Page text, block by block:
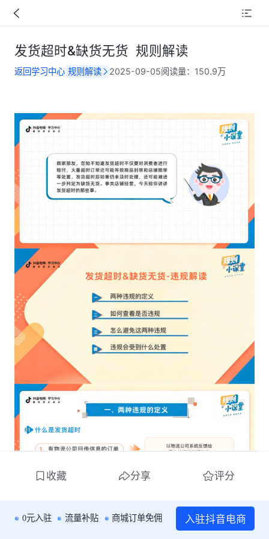
发货超时&缺货无货 规则解读
返回学习中心 规则解读 2025-09-05阅读量： 150.9万
收藏 分享 评分
0元入驻 流量补贴 商城订单免佣 入驻抖音电商